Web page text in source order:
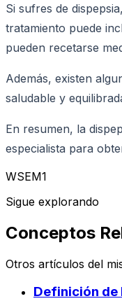
Si sufres de
tratamiento puede
pueden recetarse
Además, existen
saludable y
En resumen, la
especialista para
WSEM1
Sigue explorando
Conceptos
Otros artículos del
Definición de